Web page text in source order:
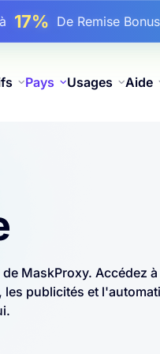
25% Remise Sur Les
81%Remise Sur Les
Pays Usages Aide
MaskProxy. Accédez
les publicités et